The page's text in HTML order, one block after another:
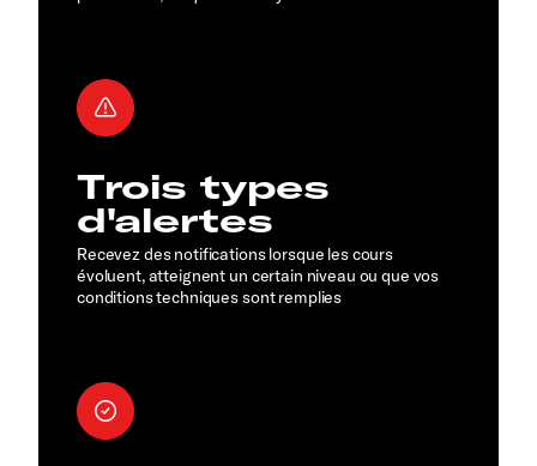
Trois types
d'alertes
Recevez des notifications lorsque les cours
évoluent, atteignent un certain niveau ou que vos
conditions techniques sont remplies